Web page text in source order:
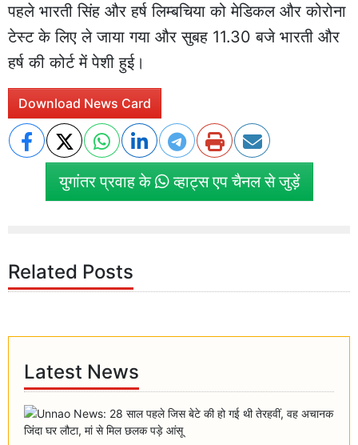
पहले भारती सिंह और हर्ष लिम्बचिया को मेडिकल और कोरोना
टेस्ट के लिए ले जाया गया और सुबह 11.30 बजे भारती और
हर्ष की कोर्ट में पेशी हुई।
Download News Card
युगांतर प्रवाह के व्हाट्स एप चैनल से जुड़ें
Related Posts
Latest News